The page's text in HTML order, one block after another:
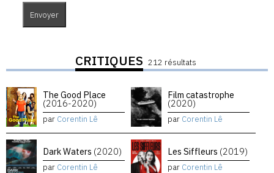
CRITIQUES 212 résultats
The Good Place
(2016-2020)
par Corentin Lê
Film catastrophe
(2020)
par Corentin Lê
Dark Waters (2020)
par Corentin Lê
Les Siffleurs (2019)
par Corentin Lê